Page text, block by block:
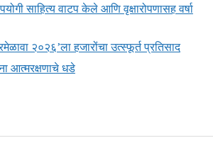
साहित्य वाटप केले आणि वृक्षारोपणासह वर्षा
२०२६’ला हजारोंचा उत्स्फूर्त प्रतिसाद
आत्मरक्षणाचे धडे